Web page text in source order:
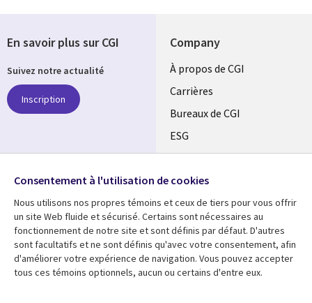
Company
Useful
links
CANADA
FR
À propos de CGI
Carrières
Bureaux de CGI
ESG
Alliances
Ressources
Library
Articles
Support
Legal
Restrictions et
En savoir plus sur CGI
Suivez notre actualité
Inscription
Media
CANADA
Consentement à l'utilisation de cookies
Nous utilisons nos propres témoins et ceux de tiers pour vous offrir
un site Web fluide et sécurisé. Certains sont nécessaires au
fonctionnement de notre site et sont définis par défaut. D'autres
sont facultatifs et ne sont définis qu'avec votre consentement, afin
d'améliorer votre expérience de navigation. Vous pouvez accepter
tous ces témoins optionnels, aucun ou certains d'entre eux.